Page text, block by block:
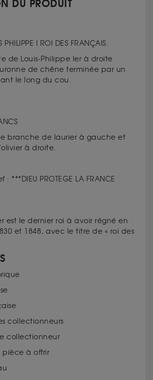
DU PRODUIT
I ROI DES FRANÇAIS.
de Louis-Philippe Ier à droite
de chêne terminée par un
le long du cou.
branche de laurier à gauche et
à droite.
***DIEU PROTEGE LA FRANCE
est le dernier roi à avoir régné en
et 1848, avec le titre de « roi des
collectionneurs
collectionneur
pièce à offrir